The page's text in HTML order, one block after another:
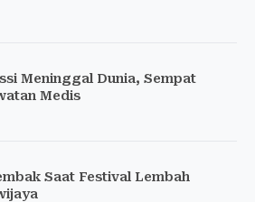
Meninggal Dunia, Sempat
Medis
Saat Festival Lembah